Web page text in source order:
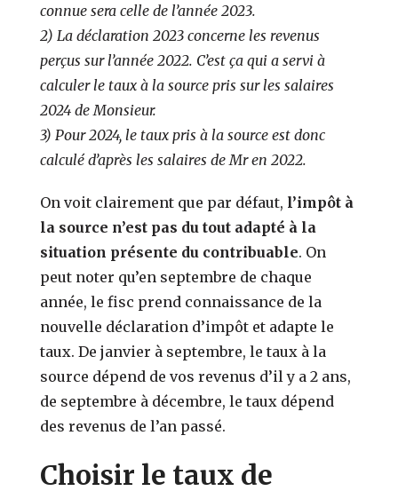
connue sera celle de l’année 2023.
2) La déclaration 2023 concerne les revenus
perçus sur l’année 2022. C’est ça qui a servi à
calculer le taux à la source pris sur les salaires
2024 de Monsieur.
3) Pour 2024, le taux pris à la source est donc
calculé d’après les salaires de Mr en 2022.
On voit clairement que par défaut, l’impôt à
la source n’est pas du tout adapté à la
situation présente du contribuable. On
peut noter qu’en septembre de chaque
année, le fisc prend connaissance de la
nouvelle déclaration d’impôt et adapte le
taux. De janvier à septembre, le taux à la
source dépend de vos revenus d’il y a 2 ans,
de septembre à décembre, le taux dépend
des revenus de l’an passé.
Choisir le taux de